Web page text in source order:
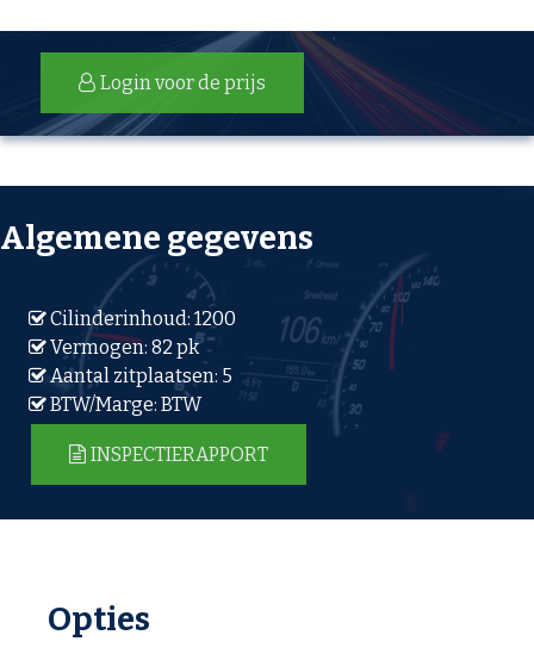
Login voor de prijs
Algemene gegevens
Cilinderinhoud: 1200
Vermogen: 82 pk
Aantal zitplaatsen: 5
BTW/Marge: BTW
INSPECTIERAPPORT
Opties